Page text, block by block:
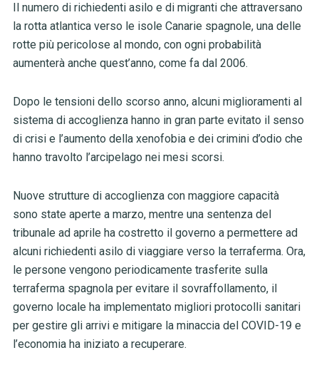
Il numero di richiedenti asilo e di migranti che attraversano
la rotta atlantica verso le isole Canarie spagnole, una delle
rotte più pericolose al mondo, con ogni probabilità
aumenterà anche quest’anno, come fa dal 2006.
Dopo le tensioni dello scorso anno, alcuni miglioramenti al
sistema di accoglienza hanno in gran parte evitato il senso
di crisi e l’aumento della xenofobia e dei crimini d’odio che
hanno travolto l’arcipelago nei mesi scorsi.
Nuove strutture di accoglienza con maggiore capacità
sono state aperte a marzo, mentre una sentenza del
tribunale ad aprile ha costretto il governo a permettere ad
alcuni richiedenti asilo di viaggiare verso la terraferma. Ora,
le persone vengono periodicamente trasferite sulla
terraferma spagnola per evitare il sovraffollamento, il
governo locale ha implementato migliori protocolli sanitari
per gestire gli arrivi e mitigare la minaccia del COVID-19 e
l’economia ha iniziato a recuperare.